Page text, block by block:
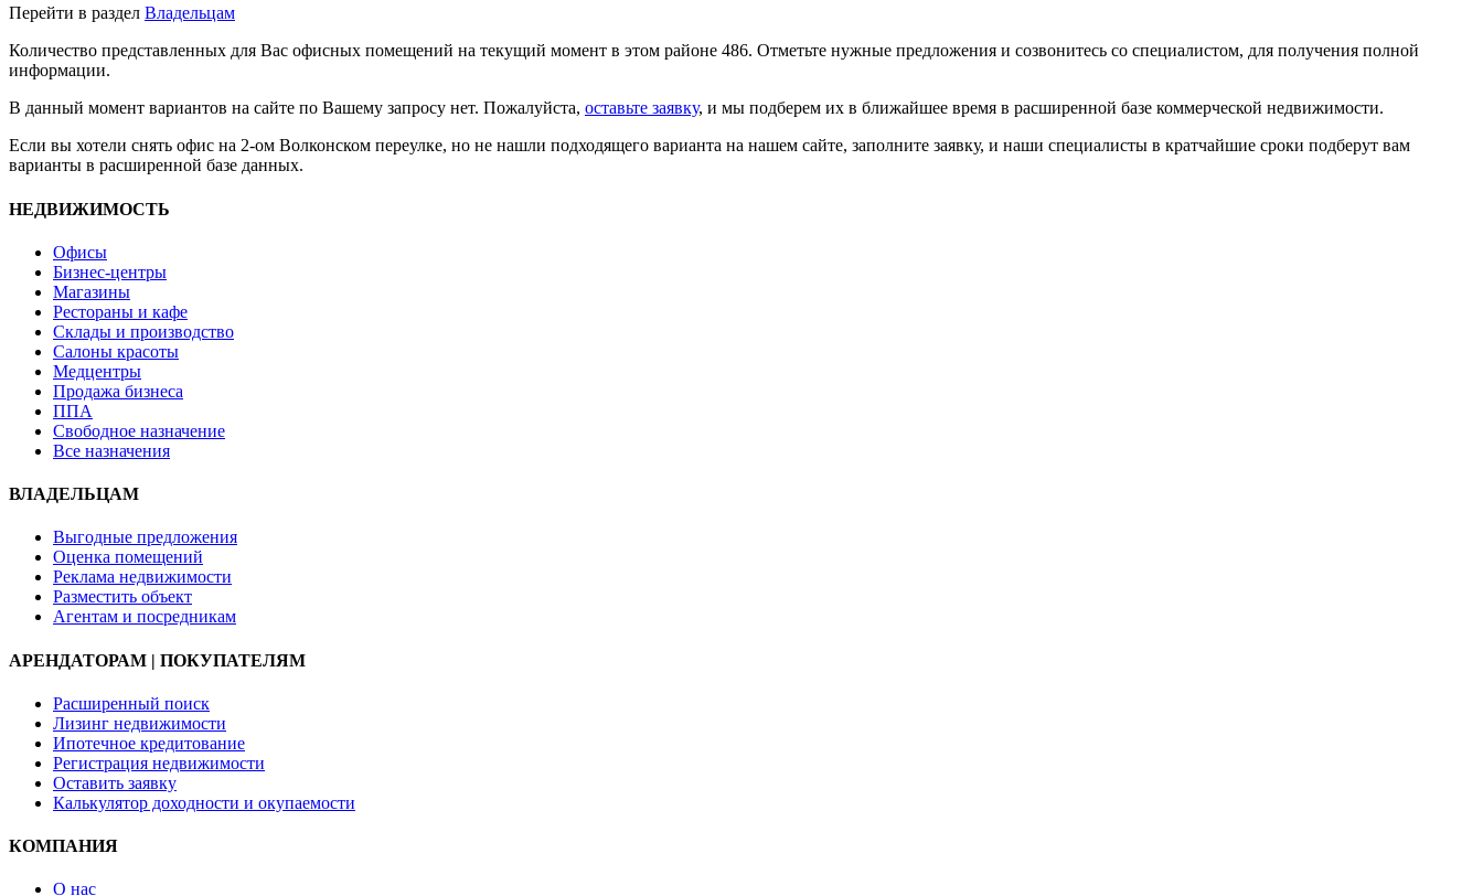
Перейти в раздел Владельцам
Количество представленных для Вас офисных помещений на текущий момент в этом районе 486. Отметьте нужные предложения и созвонитесь со специалистом, для получения полной
информации.
В данный момент вариантов на сайте по Вашему запросу нет. Пожалуйста, оставьте заявку, и мы подберем их в ближайшее время в расширенной базе коммерческой недвижимости.
Если вы хотели снять офис на 2-ом Волконском переулке, но не нашли подходящего варианта на нашем сайте, заполните заявку, и наши специалисты в кратчайшие сроки подберут вам
варианты в расширенной базе данных.
НЕДВИЖИМОСТЬ
Офисы
Бизнес-центры
Магазины
Рестораны и кафе
Склады и производство
Салоны красоты
Медцентры
Продажа бизнеса
ППА
Свободное назначение
Все назначения
ВЛАДЕЛЬЦАМ
Выгодные предложения
Оценка помещений
Реклама недвижимости
Разместить объект
Агентам и посредникам
АРЕНДАТОРАМ | ПОКУПАТЕЛЯМ
Расширенный поиск
Лизинг недвижимости
Ипотечное кредитование
Регистрация недвижимости
Оставить заявку
Калькулятор доходности и окупаемости
КОМПАНИЯ
О нас